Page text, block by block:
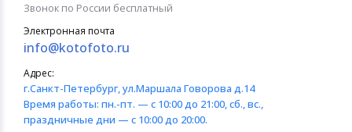
Звонок по России бесплатный
Электронная почта
info@kotofoto.ru
Адрес:
г.Санкт-Петербург, ул.Маршала Говорова д.14
Время работы: пн.-пт. — с 10:00 до 21:00, сб., вс.,
праздничные дни — с 10:00 до 20:00.